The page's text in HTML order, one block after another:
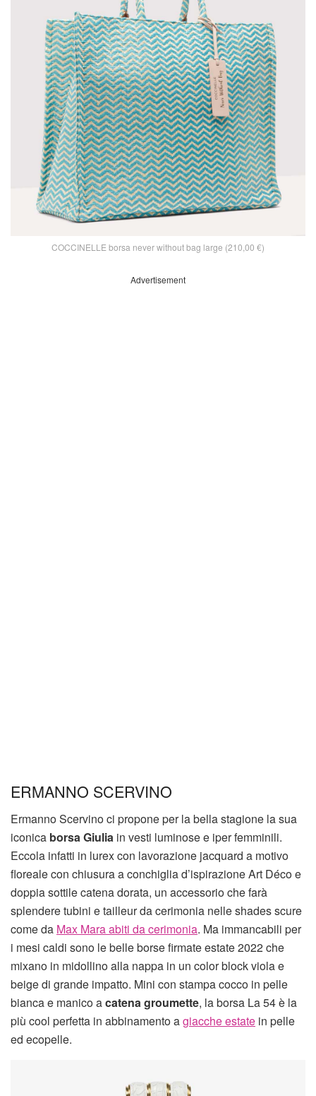
COCCINELLE borsa never without bag large (210,00 €)
Advertisement
ERMANNO SCERVINO
Ermanno Scervino ci propone per la bella stagione la sua
iconica borsa Giulia in vesti luminose e iper femminili.
Eccola infatti in lurex con lavorazione jacquard a motivo
floreale con chiusura a conchiglia d’ispirazione Art Déco e
doppia sottile catena dorata, un accessorio che farà
splendere tubini e tailleur da cerimonia nelle shades scure
come da Max Mara abiti da cerimonia. Ma immancabili per
i mesi caldi sono le belle borse firmate estate 2022 che
mixano in midollino alla nappa in un color block viola e
beige di grande impatto. Mini con stampa cocco in pelle
bianca e manico acatena groumette, la borsa La 54 è la
più cool perfetta in abbinamento agiacche estate in pelle
ed ecopelle.